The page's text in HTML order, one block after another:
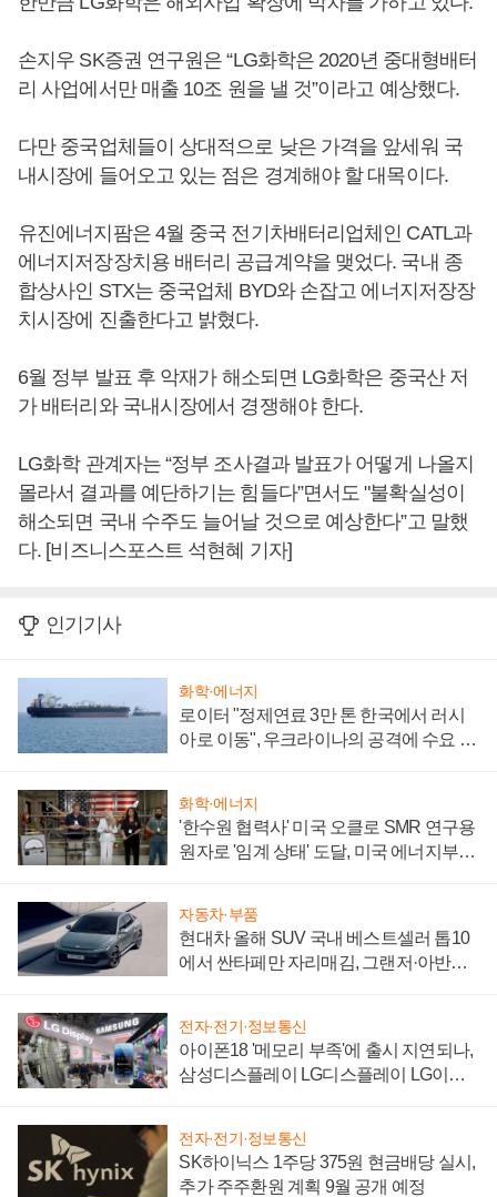
손지우 SK증권 연구원은 “LG화학은 2020년 중대형배터
리 사업에서만 매출 10조 원을 낼 것”이라고 예상했다.
다만 중국업체들이 상대적으로 낮은 가격을 앞세워 국
내시장에 들어오고 있는 점은 경계해야 할 대목이다.
유진에너지팜은 4월 중국 전기차배터리업체인 CATL과
에너지저장장치용 배터리 공급계약을 맺었다. 국내 종
합상사인 STX는 중국업체 BYD와 손잡고 에너지저장장
치시장에 진출한다고 밝혔다.
6월 정부 발표 후 악재가 해소되면 LG화학은 중국산 저
가 배터리와 국내시장에서 경쟁해야 한다.
LG화학 관계자는 “정부 조사결과 발표가 어떻게 나올지
몰라서 결과를 예단하기는 힘들다”면서도 "불확실성이
해소되면 국내 수주도 늘어날 것으로 예상한다”고 말했
다. [비즈니스포스트 석현혜 기자]
인기기사
화학·에너지
로이터 "정제연료 3만 톤 한국에서 러시
아로 이동", 우크라이나의 공격에 수요 늘
화학·에너지
'한수원 협력사' 미국 오클로 SMR 연구용
원자로 '임계 상태' 도달, 미국 에너지부
자동차·부품
현대차 올해 SUV 국내 베스트셀러 톱10
에서 싼타페만 자리매김, 그랜저·아반떼
전자·전기·정보통신
아이폰18 '메모리 부족'에 출시 지연되나,
삼성디스플레이 LG디스플레이 LG이노
전자·전기·정보통신
SK하이닉스 1주당 375원 현금배당 실시,
추가 주주환원 계획 9월 공개 예정